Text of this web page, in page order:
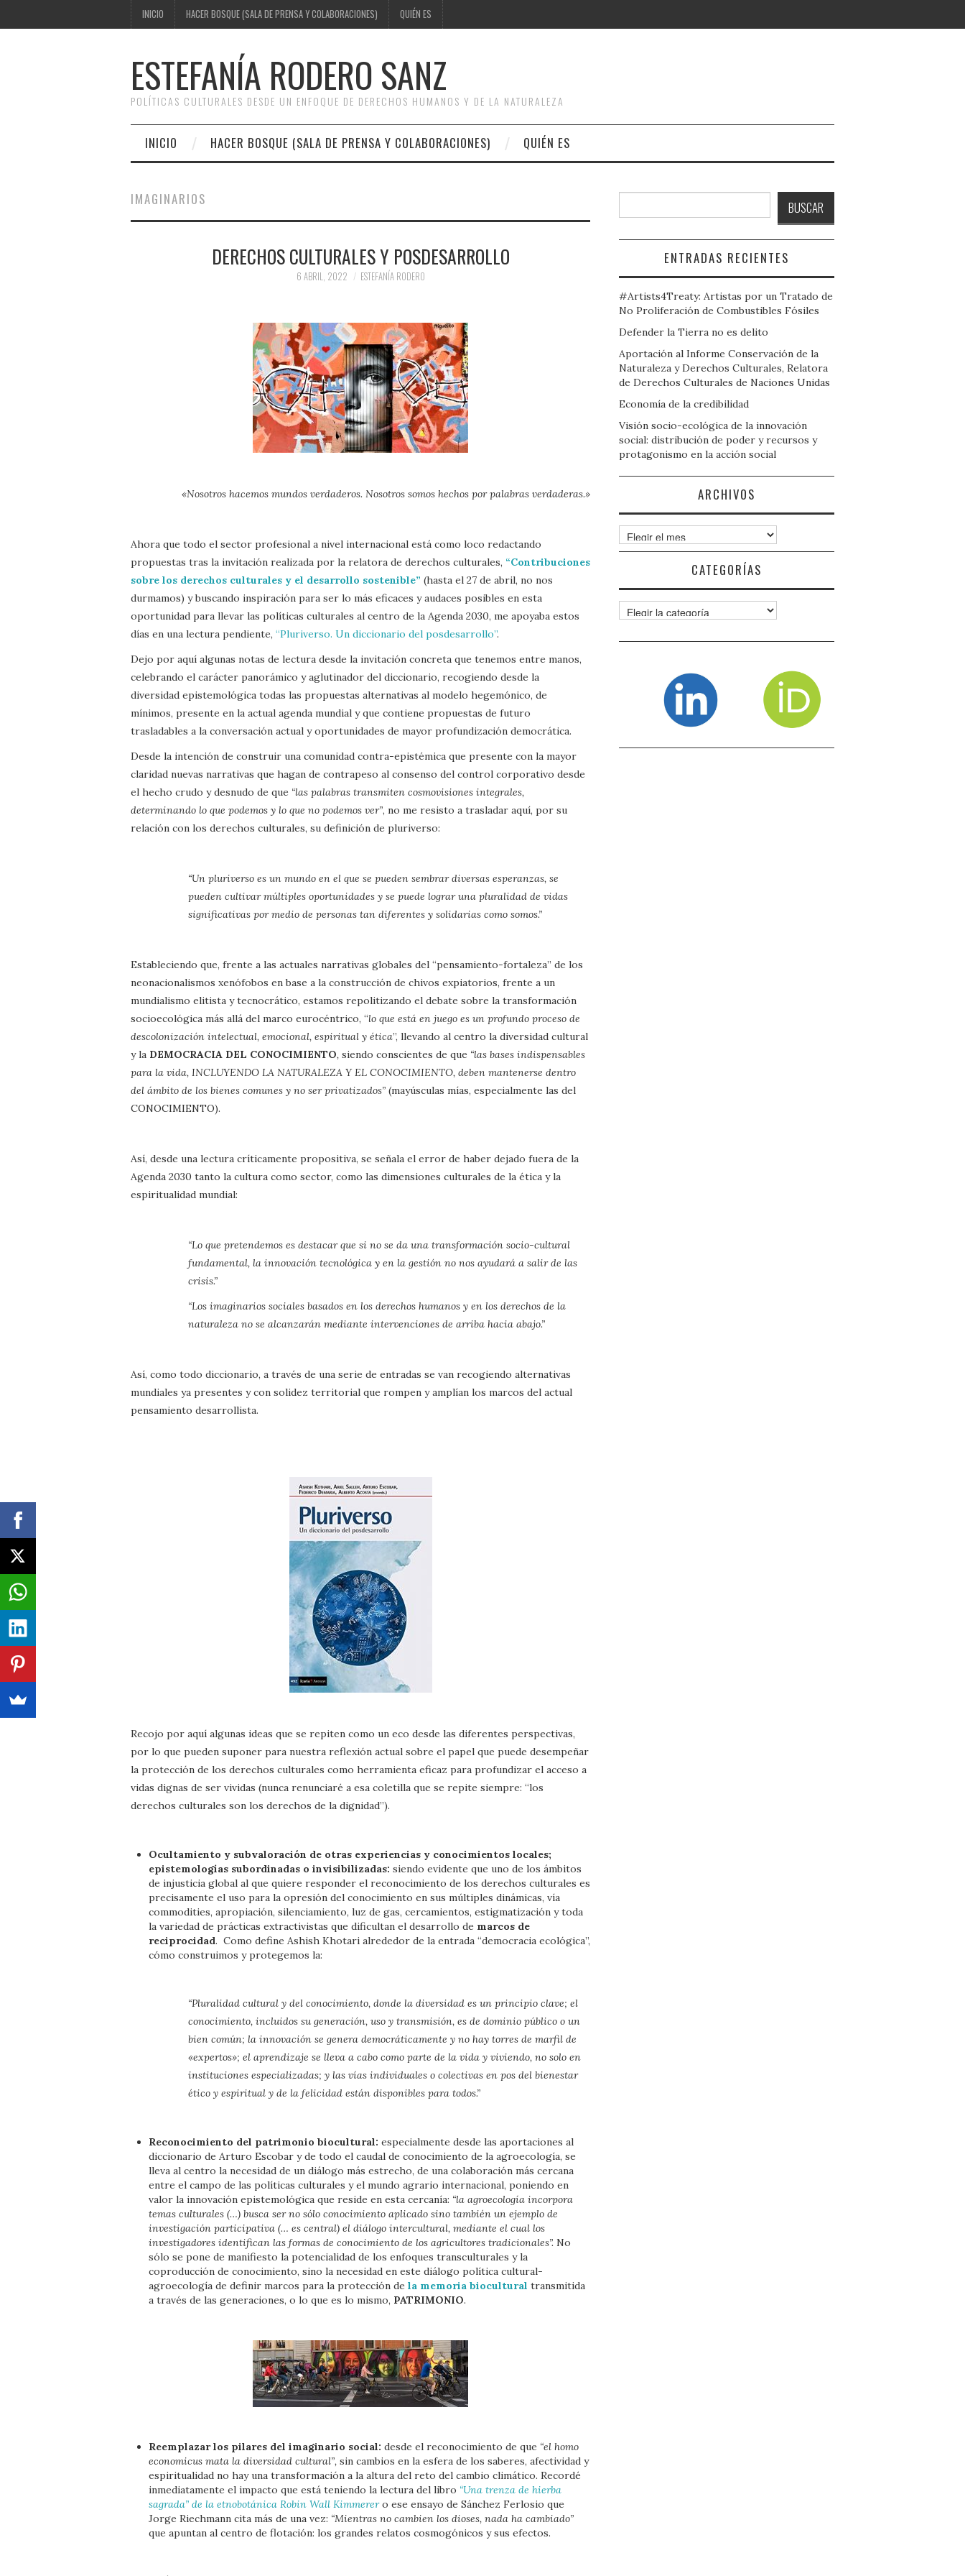
INICIO HACER BOSQUE (SALA DE PRENSA Y COLABORACIONES) QUIÉN ES
ESTEFANÍA RODERO SANZ
POLÍTICAS CULTURALES DESDE UN ENFOQUE DE DERECHOS HUMANOS Y DE LA NATURALEZA
INICIO HACER BOSQUE (SALA DE PRENSA Y COLABORACIONES) QUIÉN ES
IMAGINARIOS
DERECHOS CULTURALES Y POSDESARROLLO
6 ABRIL, 2022 ESTEFANÍA RODERO
«Nosotros hacemos mundos verdaderos. Nosotros somos hechos por palabras verdaderas.»
Ahora que todo el sector profesional a nivel internacional está como loco redactando
propuestas tras la invitación realizada por la relatora de derechos culturales, “Contribuciones
sobre los derechos culturales y el desarrollo sostenible” (hasta el 27 de abril, no nos
durmamos) y buscando inspiración para ser lo más eficaces y audaces posibles en esta
oportunidad para llevar las políticas culturales al centro de la Agenda 2030, me apoyaba estos
días en una lectura pendiente, “Pluriverso. Un diccionario del posdesarrollo”.
Dejo por aquí algunas notas de lectura desde la invitación concreta que tenemos entre manos,
celebrando el carácter panorámico y aglutinador del diccionario, recogiendo desde la
diversidad epistemológica todas las propuestas alternativas al modelo hegemónico, de
mínimos, presente en la actual agenda mundial y que contiene propuestas de futuro
trasladables a la conversación actual y oportunidades de mayor profundización democrática.
Desde la intención de construir una comunidad contra-epistémica que presente con la mayor
claridad nuevas narrativas que hagan de contrapeso al consenso del control corporativo desde
el hecho crudo y desnudo de que “las palabras transmiten cosmovisiones integrales,
determinando lo que podemos y lo que no podemos ver”, no me resisto a trasladar aquí, por su
relación con los derechos culturales, su definición de pluriverso:
“Un pluriverso es un mundo en el que se pueden sembrar diversas esperanzas, se
pueden cultivar múltiples oportunidades y se puede lograr una pluralidad de vidas
significativas por medio de personas tan diferentes y solidarias como somos.”
Estableciendo que, frente a las actuales narrativas globales del “pensamiento-fortaleza” de los
neonacionalismos xenófobos en base a la construcción de chivos expiatorios, frente a un
mundialismo elitista y tecnocrático, estamos repolitizando el debate sobre la transformación
socioecológica más allá del marco eurocéntrico, “lo que está en juego es un profundo proceso de
descolonización intelectual, emocional, espiritual y ética”, llevando al centro la diversidad cultural
y la DEMOCRACIA DEL CONOCIMIENTO, siendo conscientes de que “las bases indispensables
para la vida, INCLUYENDO LA NATURALEZA Y EL CONOCIMIENTO, deben mantenerse dentro
del ámbito de los bienes comunes y no ser privatizados” (mayúsculas mías, especialmente las del
CONOCIMIENTO).
Así, desde una lectura críticamente propositiva, se señala el error de haber dejado fuera de la
Agenda 2030 tanto la cultura como sector, como las dimensiones culturales de la ética y la
espiritualidad mundial:
“Lo que pretendemos es destacar que si no se da una transformación socio-cultural
fundamental, la innovación tecnológica y en la gestión no nos ayudará a salir de las
crisis.”
“Los imaginarios sociales basados en los derechos humanos y en los derechos de la
naturaleza no se alcanzarán mediante intervenciones de arriba hacia abajo.”
Así, como todo diccionario, a través de una serie de entradas se van recogiendo alternativas
mundiales ya presentes y con solidez territorial que rompen y amplían los marcos del actual
pensamiento desarrollista.
Recojo por aquí algunas ideas que se repiten como un eco desde las diferentes perspectivas,
por lo que pueden suponer para nuestra reflexión actual sobre el papel que puede desempeñar
la protección de los derechos culturales como herramienta eficaz para profundizar el acceso a
vidas dignas de ser vividas (nunca renunciaré a esa coletilla que se repite siempre: “los
derechos culturales son los derechos de la dignidad”).
Ocultamiento y subvaloración de otras experiencias y conocimientos locales;
epistemologías subordinadas o invisibilizadas: siendo evidente que uno de los ámbitos
de injusticia global al que quiere responder el reconocimiento de los derechos culturales es
precisamente el uso para la opresión del conocimiento en sus múltiples dinámicas, vía
commodities, apropiación, silenciamiento, luz de gas, cercamientos, estigmatización y toda
la variedad de prácticas extractivistas que dificultan el desarrollo de marcos de
reciprocidad. Como define Ashish Khotari alrededor de la entrada “democracia ecológica”,
cómo construimos y protegemos la:
“Pluralidad cultural y del conocimiento, donde la diversidad es un principio clave; el
conocimiento, incluidos su generación, uso y transmisión, es de dominio público o un
bien común; la innovación se genera democráticamente y no hay torres de marfil de
«expertos»; el aprendizaje se lleva a cabo como parte de la vida y viviendo, no solo en
instituciones especializadas; y las vías individuales o colectivas en pos del bienestar
ético y espiritual y de la felicidad están disponibles para todos.”
Reconocimiento del patrimonio biocultural: especialmente desde las aportaciones al
diccionario de Arturo Escobar y de todo el caudal de conocimiento de la agroecología, se
lleva al centro la necesidad de un diálogo más estrecho, de una colaboración más cercana
entre el campo de las políticas culturales y el mundo agrario internacional, poniendo en
valor la innovación epistemológica que reside en esta cercanía: “la agroecología incorpora
temas culturales (…) busca ser no sólo conocimiento aplicado sino también un ejemplo de
investigación participativa (… es central) el diálogo intercultural, mediante el cual los
investigadores identifican las formas de conocimiento de los agricultores tradicionales”. No
sólo se pone de manifiesto la potencialidad de los enfoques transculturales y la
coproducción de conocimiento, sino la necesidad en este diálogo política cultural-
agroecología de definir marcos para la protección de la memoria biocultural transmitida
a través de las generaciones, o lo que es lo mismo, PATRIMONIO.
Reemplazar los pilares del imaginario social: desde el reconocimiento de que “el homo
economicus mata la diversidad cultural”, sin cambios en la esfera de los saberes, afectividad y
espiritualidad no hay una transformación a la altura del reto del cambio climático. Recordé
inmediatamente el impacto que está teniendo la lectura del libro “Una trenza de hierba
sagrada” de la etnobotánica Robin Wall Kimmerero ese ensayo de Sánchez Ferlosio que
Jorge Riechmann cita más de una vez: “Mientras no cambien los dioses, nada ha cambiado”
que apuntan al centro de flotación: los grandes relatos cosmogónicos y sus efectos.
BUSCAR
ENTRADAS RECIENTES
#Artists4Treaty: Artistas por un Tratado de
No Proliferación de Combustibles Fósiles
Defender la Tierra no es delito
Aportación al Informe Conservación de la
Naturaleza y Derechos Culturales, Relatora
de Derechos Culturales de Naciones Unidas
Economía de la credibilidad
Visión socio-ecológica de la innovación
social: distribución de poder y recursos y
protagonismo en la acción social
ARCHIVOS
Archivos
CATEGORÍAS
Categorías